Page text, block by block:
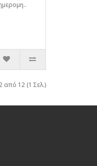
από 12 (1 Σελ.)